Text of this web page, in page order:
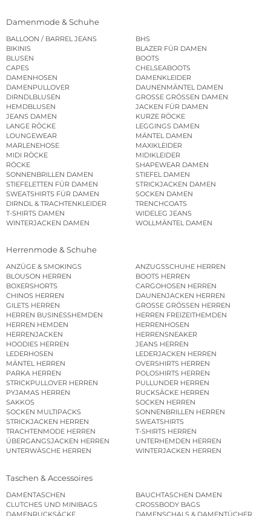
Damenmode & Schuhe
BALLOON / BARREL JEANS
BHS
BIKINIS
BLAZER FÜR DAMEN
BLUSEN
BOOTS
CAPES
CHELSEABOOTS
DAMENHOSEN
DAMENKLEIDER
DAMENPULLOVER
DAUNENMÄNTEL DAMEN
DIRNDLBLUSEN
GROSSE GRÖSSEN DAMEN
HEMDBLUSEN
JACKEN FÜR DAMEN
JEANS DAMEN
KURZE RÖCKE
LANGE RÖCKE
LEGGINGS DAMEN
LOUNGEWEAR
MÄNTEL DAMEN
MARLENEHOSE
MAXIKLEIDER
MIDI RÖCKE
MIDIKLEIDER
RÖCKE
SHAPEWEAR DAMEN
SONNENBRILLEN DAMEN
STIEFEL DAMEN
STIEFELETTEN FÜR DAMEN
STRICKJACKEN DAMEN
SWEATSHIRTS FÜR DAMEN
SOCKEN DAMEN
DIRNDL & TRACHTENKLEIDER
TRENCHCOATS
T-SHIRTS DAMEN
WIDELEG JEANS
WINTERJACKEN DAMEN
WOLLMÄNTEL DAMEN
Herrenmode & Schuhe
ANZÜGE & SMOKINGS
ANZUGSSCHUHE HERREN
BLOUSON HERREN
BOOTS HERREN
BOXERSHORTS
CARGOHOSEN HERREN
CHINOS HERREN
DAUNENJACKEN HERREN
GILETS HERREN
GROSSE GRÖSSEN HERREN
HERREN BUSINESSHEMDEN
HERREN FREIZEITHEMDEN
HERREN HEMDEN
HERRENHOSEN
HERRENJACKEN
HERRENSNEAKER
HOODIES HERREN
JEANS HERREN
LEDERHOSEN
LEDERJACKEN HERREN
MÄNTEL HERREN
OVERSHIRTS HERREN
PARKA HERREN
POLOSHIRTS HERREN
STRICKPULLOVER HERREN
PULLUNDER HERREN
PYJAMAS HERREN
RUCKSÄCKE HERREN
SAKKOS
SOCKEN HERREN
SOCKEN MULTIPACKS
SONNENBRILLEN HERREN
STRICKJACKEN HERREN
SWEATSHIRTS
TRACHTENMODE HERREN
T-SHIRTS HERREN
ÜBERGANGSJACKEN HERREN
UNTERHEMDEN HERREN
UNTERWÄSCHE HERREN
WINTERJACKEN HERREN
Taschen & Accessoires
DAMENTASCHEN
BAUCHTASCHEN DAMEN
CLUTCHES UND MINIBAGS
CROSSBODY BAGS
DAMENRUCKSÄCKE
DAMENSCHALS & DAMENTÜCHER